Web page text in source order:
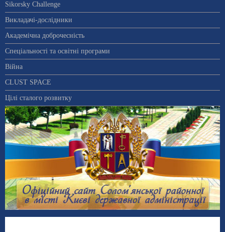
Sikorsky Challenge
Викладачі-дослідники
Академічна доброчесність
Спеціальності та освітні програми
Війна
CLUST SPACE
Цілі сталого розвитку